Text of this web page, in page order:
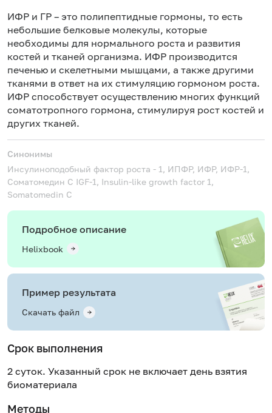
ИФР и ГР – это полипептидные гормоны, то есть
небольшие белковые молекулы, которые
необходимы для нормального роста и развития
костей и тканей организма. ИФР производится
печенью и скелетными мышцами, а также другими
тканями в ответ на их стимуляцию гормоном роста.
ИФР способствует осуществлению многих функций
соматотропного гормона, стимулируя рост костей и
других тканей.
Синонимы
Инсулиноподобный фактор роста - 1, ИПФР, ИФР, ИФР-1,
Соматомедин C IGF-1, Insulin-like growth factor 1,
Somatomedin C
Подробное описание
Helixbook
Пример результата
Скачать файл
Срок выполнения
2 суток. Указанный срок не включает день взятия
биоматериала
Методы